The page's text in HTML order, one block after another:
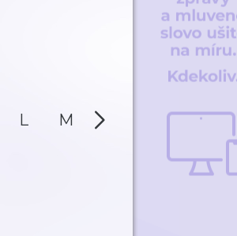
L M N P